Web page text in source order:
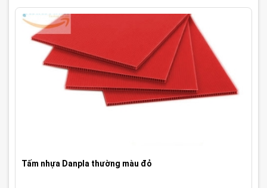
Tấm nhựa Danpla thường màu đỏ